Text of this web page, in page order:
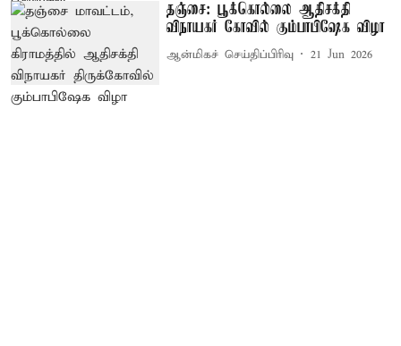
தஞ்சை: பூக்கொல்லை ஆதிசக்தி
விநாயகர் கோவில் கும்பாபிஷேக விழா
ஆன்மிகச் செய்திப்பிரிவு 21 Jun 2026